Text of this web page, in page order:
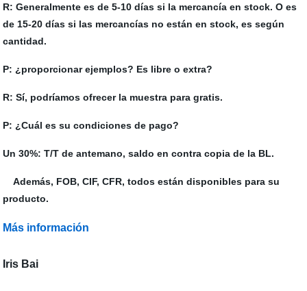
R: Generalmente es de 5-10 días si la mercancía en stock. O es
de 15-20 días si las mercancías no están en stock, es según
cantidad.
P: ¿proporcionar ejemplos? Es libre o extra?
R: Sí, podríamos ofrecer la muestra para gratis.
P: ¿Cuál es su condiciones de pago?
Un 30%: T/T de antemano, saldo en contra copia de la BL.
Además, FOB, CIF, CFR, todos están disponibles para su
producto.
Más información
Iris Bai